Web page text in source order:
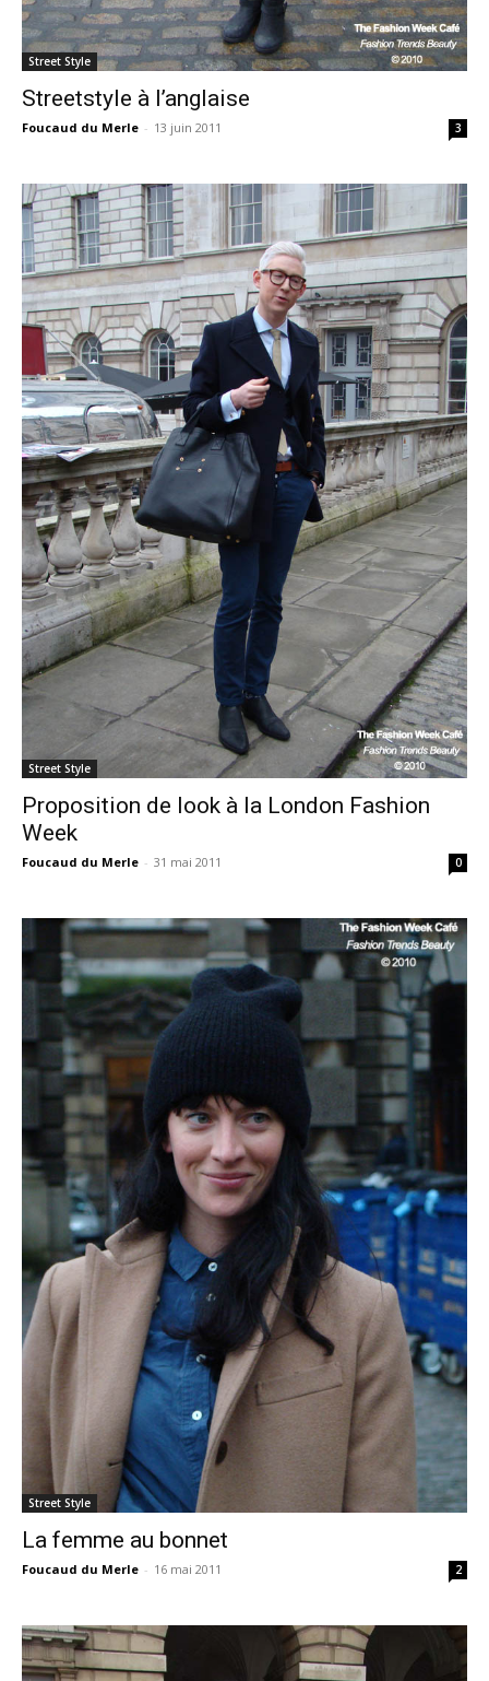
Street Style
Streetstyle à l’anglaise
Foucaud du Merle - 13 juin 2011 3
Street Style
Proposition de look à la London Fashion
Week
Foucaud du Merle - 31 mai 2011 0
Street Style
La femme au bonnet
Foucaud du Merle - 16 mai 2011 2